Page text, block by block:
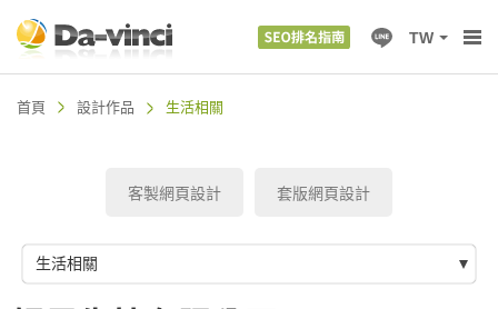
TW
首頁 設計作品 生活相關
客製網頁設計 套版網頁設計
生活相關